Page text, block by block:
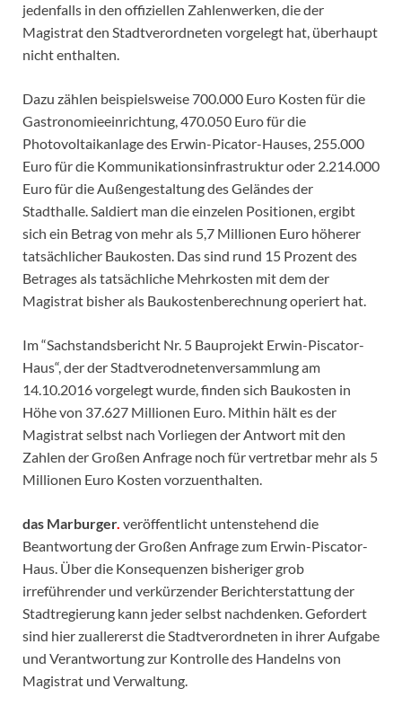
jedenfalls in den offiziellen Zahlenwerken, die der
Magistrat den Stadtverordneten vorgelegt hat, überhaupt
nicht enthalten.
Dazu zählen beispielsweise 700.000 Euro Kosten für die
Gastronomieeinrichtung, 470.050 Euro für die
Photovoltaikanlage des Erwin-Picator-Hauses, 255.000
Euro für die Kommunikationsinfrastruktur oder 2.214.000
Euro für die Außengestaltung des Geländes der
Stadthalle. Saldiert man die einzelen Positionen, ergibt
sich ein Betrag von mehr als 5,7 Millionen Euro höherer
tatsächlicher Baukosten. Das sind rund 15 Prozent des
Betrages als tatsächliche Mehrkosten mit dem der
Magistrat bisher als Baukostenberechnung operiert hat.
Im “Sachstandsbericht Nr. 5 Bauprojekt Erwin-Piscator-
Haus“, der der Stadtverodnetenversammlung am
14.10.2016 vorgelegt wurde, finden sich Baukosten in
Höhe von 37.627 Millionen Euro. Mithin hält es der
Magistrat selbst nach Vorliegen der Antwort mit den
Zahlen der Großen Anfrage noch für vertretbar mehr als 5
Millionen Euro Kosten vorzuenthalten.
das Marburger. veröffentlicht untenstehend die
Beantwortung der Großen Anfrage zum Erwin-Piscator-
Haus. Über die Konsequenzen bisheriger grob
irreführender und verkürzender Berichterstattung der
Stadtregierung kann jeder selbst nachdenken. Gefordert
sind hier zuallererst die Stadtverordneten in ihrer Aufgabe
und Verantwortung zur Kontrolle des Handelns von
Magistrat und Verwaltung.